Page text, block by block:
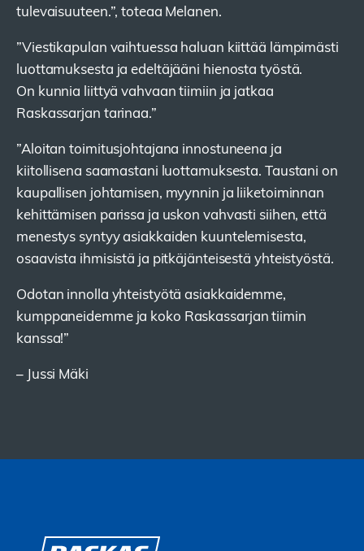
tulevaisuuteen.”, toteaa Melanen.
”Viestikapulan vaihtuessa haluan kiittää lämpimästi
luottamuksesta ja edeltäjääni hienosta työstä.
On kunnia liittyä vahvaan tiimiin ja jatkaa
Raskassarjan tarinaa.”
”Aloitan toimitusjohtajana innostuneena ja
kiitollisena saamastani luottamuksesta. Taustani on
kaupallisen johtamisen, myynnin ja liiketoiminnan
kehittämisen parissa ja uskon vahvasti siihen, että
menestys syntyy asiakkaiden kuuntelemisesta,
osaavista ihmisistä ja pitkäjänteisestä yhteistyöstä.
Odotan innolla yhteistyötä asiakkaidemme,
kumppaneidemme ja koko Raskassarjan tiimin
kanssa!”
– Jussi Mäki